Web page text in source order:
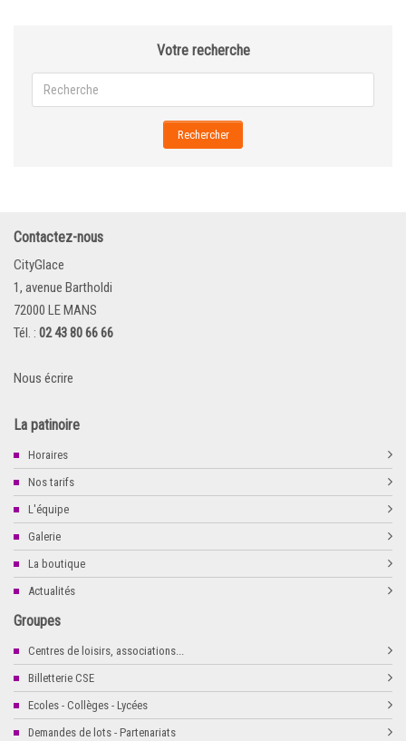
Votre recherche
Rechercher
Contactez-nous
CityGlace
1, avenue Bartholdi
72000 LE MANS
Tél. : 02 43 80 66 66
Nous écrire
La patinoire
Horaires
Nos tarifs
L'équipe
Galerie
La boutique
Actualités
Groupes
Centres de loisirs, associations...
Billetterie CSE
Ecoles - Collèges - Lycées
Demandes de lots - Partenariats